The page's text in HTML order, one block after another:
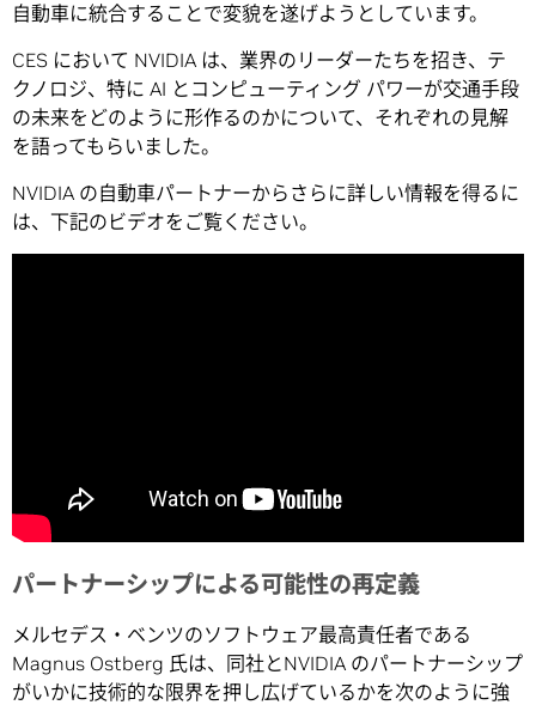
自動車に統合することで変貌を遂げようとしています。
CES において NVIDIA は、業界のリーダーたちを招き、テ
クノロジ、特に AI とコンピューティング パワーが交通手段
の未来をどのように形作るのかについて、それぞれの見解
を語ってもらいました。
NVIDIA の自動車パートナーからさらに詳しい情報を得るに
は、下記のビデオをご覧ください。
パートナーシップによる可能性の再定義
メルセデス・ベンツのソフトウェア最高責任者である
Magnus Ostberg 氏は、同社とNVIDIA のパートナーシップ
がいかに技術的な限界を押し広げているかを次のように強